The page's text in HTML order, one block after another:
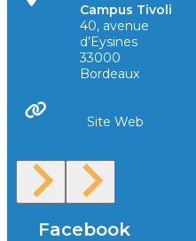
Campus Tivoli
40, avenue
d’Eysines
33000
Bordeaux
Site Web
Facebook